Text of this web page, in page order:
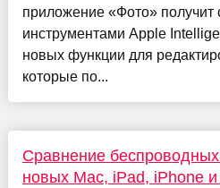
приложение «Фото» получит
инструментами Apple
новых функции для
которые по...
Сравнение
новых Mac, iPad, iPhone и